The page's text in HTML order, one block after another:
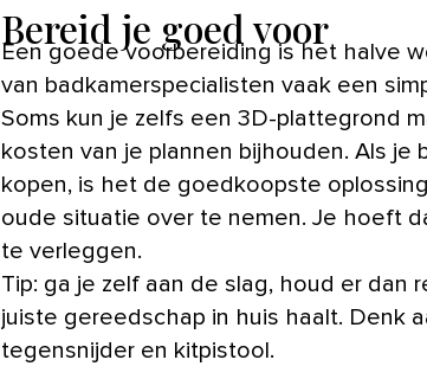
Bereid je goed voor
Een goede voorbereiding is het halve
van badkamerspecialisten vaak een
Soms kun je zelfs een 3D-plattegrond
kosten van je plannen bijhouden. Als je
kopen, is het de goedkoopste
oude situatie over te nemen. Je hoeft
te verleggen.
Tip: ga je zelf aan de slag, houd er dan
juiste gereedschap in huis haalt. Denk
tegensnijder en kitpistool.